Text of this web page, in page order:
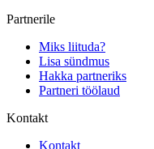
Partnerile
Miks liituda?
Lisa sündmus
Hakka partneriks
Partneri töölaud
Kontakt
Kontakt